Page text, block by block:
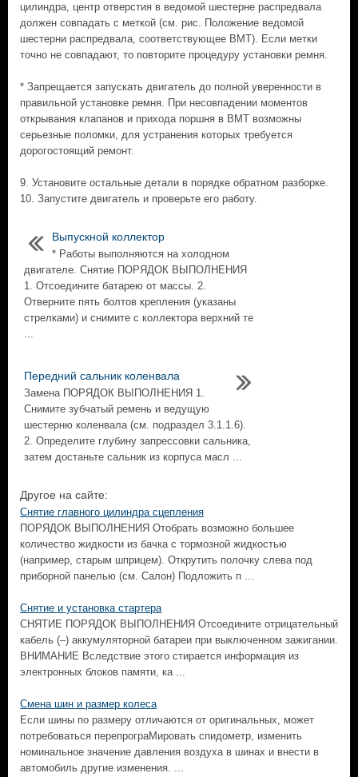
цилиндра, центр отверстия в ведомой шестерне распредвала
должен совпадать с меткой (см. рис. Положение ведомой
шестерни распредвала, соответствующее ВМТ). Если метки
точно не совпадают, то повторите процедуру установки ремня.
* Запрещается запускать двигатель до полной уверенности в
правильной установке ремня. При несовпадении моментов
открывания клапанов и прихода поршня в ВМТ возможны
серьезные поломки, для устранения которых требуется
дорогостоящий ремонт.
9. Установите остальные детали в порядке обратном разборке.
10. Запустите двигатель и проверьте его работу.
Выпускной коллектор
* Работы выполняются на холодном
двигателе. Снятие ПОРЯДОК ВЫПОЛНЕНИЯ
1. Отсоедините батарею от массы. 2.
Отверните пять болтов крепления (указаны
стрелками) и снимите с коллектора верхний те
...
Передний сальник коленвала
Замена ПОРЯДОК ВЫПОЛНЕНИЯ 1.
Снимите зубчатый ремень и ведущую
шестерню коленвала (см. подраздел 3.1.1.6).
2. Определите глубину запрессовки сальника,
затем достаньте сальник из корпуса масл ...
Другое на сайте:
Снятие главного цилиндра сцепления
ПОРЯДОК ВЫПОЛНЕНИЯ Отобрать возможно большее
количество жидкости из бачка с тормозной жидкостью
(например, старым шприцем). Открутить полочку слева под
приборной панелью (см. Салон) Подложить п ...
Снятие и установка стартера
СНЯТИЕ ПОРЯДОК ВЫПОЛНЕНИЯ Отсоедините отрицательный
кабель (–) аккумуляторной батареи при выключенном зажигании.
ВНИМАНИЕ Вследствие этого стирается информация из
электронных блоков памяти, ка ...
Смена шин и размер колеса
Если шины по размеру отличаются от оригинальных, может
потребоваться перепрограМировать спидометр, изменить
номинальное значение давления воздуха в шинах и внести в
автомобиль другие изменения. ...